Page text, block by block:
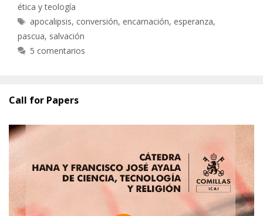
ética y teología
Etiquetas
apocalipsis, conversión, encarnación, esperanza,
pascua, salvación
5 comentarios
Call for Papers